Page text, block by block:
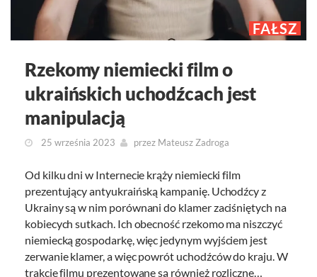
FAŁSZ
Rzekomy niemiecki film o
ukraińskich uchodźcach jest
manipulacją
25 września 2023 przez Mateusz Zadroga
Od kilku dni w Internecie krąży niemiecki film
prezentujący antyukraińską kampanię. Uchodźcy z
Ukrainy są w nim porównani do klamer zaciśniętych na
kobiecych sutkach. Ich obecność rzekomo ma niszczyć
niemiecką gospodarkę, więc jedynym wyjściem jest
zerwanie klamer, a więc powrót uchodźców do kraju. W
trakcie filmu prezentowane są również rozliczne…